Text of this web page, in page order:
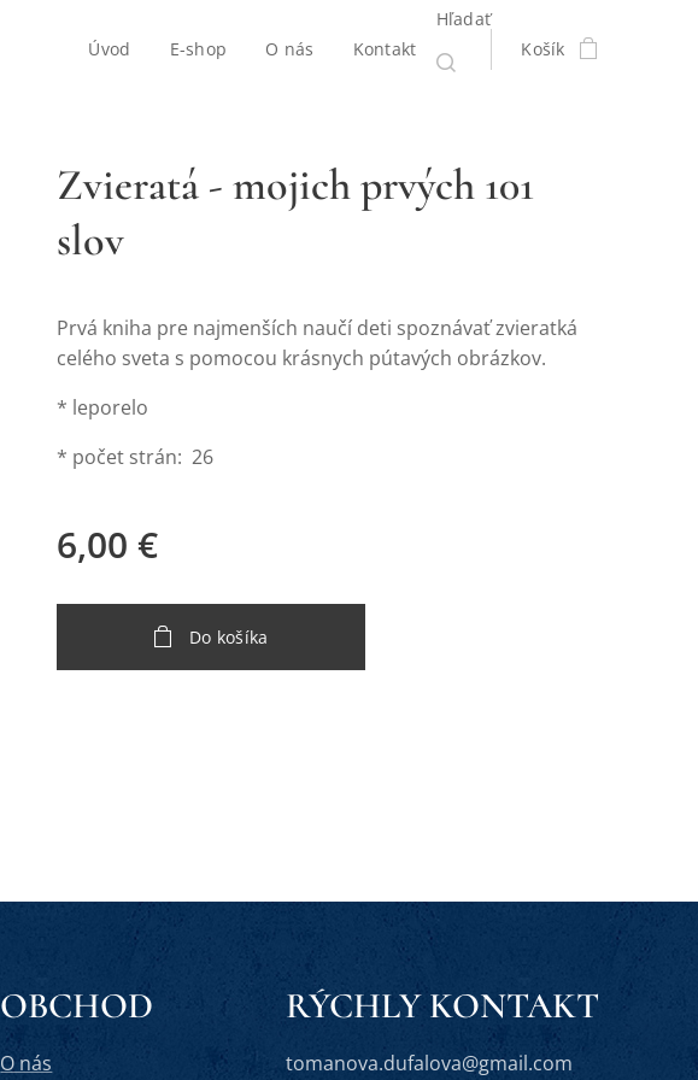
Úvod E-shop O nás Kontakt
Hľadať
Košík
Zvieratá - mojich prvých 101
slov
Prvá kniha pre najmenších naučí deti spoznávať zvieratká
celého sveta s pomocou krásnych pútavých obrázkov.
* leporelo
* počet strán: 26
6,00 €
Do košíka
OBCHOD
O nás
RÝCHLY KONTAKT
tomanova.dufalova@gmail.com